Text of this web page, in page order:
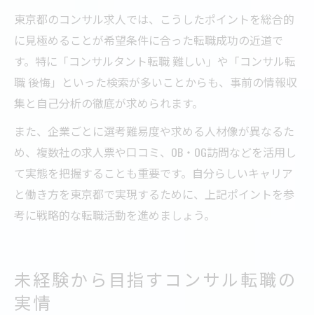
東京都のコンサル求人では、こうしたポイントを総合的
に見極めることが希望条件に合った転職成功の近道で
す。特に「コンサルタント転職 難しい」や「コンサル転
職 後悔」といった検索が多いことからも、事前の情報収
集と自己分析の徹底が求められます。
また、企業ごとに選考難易度や求める人材像が異なるた
め、複数社の求人票や口コミ、OB・OG訪問などを活用し
て実態を把握することも重要です。自分らしいキャリア
と働き方を東京都で実現するために、上記ポイントを参
考に戦略的な転職活動を進めましょう。
未経験から目指すコンサル転職の
実情